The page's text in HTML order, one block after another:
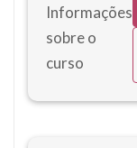
Informações
sobre o
curso